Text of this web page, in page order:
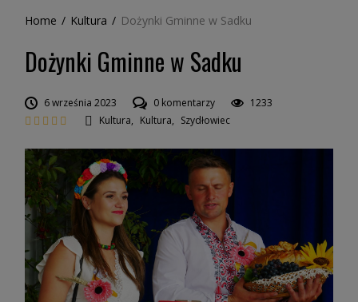
Home / Kultura / Dożynki Gminne w Sadku
Dożynki Gminne w Sadku
6 września 2023 0 komentarzy
1233
Kultura, Kultura, Szydłowiec